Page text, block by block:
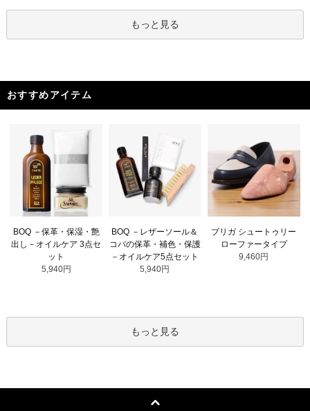
もっと見る
おすすめアイテム
BOQ －保革・保湿・艶
出し－オイルケア 3点セ
ット
5,940円
BOQ －レザーソール＆
コバの保革・補色・保護
－オイルケア5点セット
5,940円
ブリガ シュートゥリー
ローファータイプ
9,460円
もっと見る